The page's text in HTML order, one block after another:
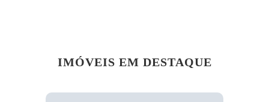
IMÓVEIS EM DESTAQUE